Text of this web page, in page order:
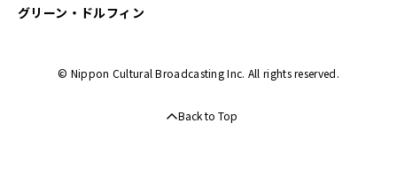
グリーン・ドルフィン
© Nippon Cultural Broadcasting Inc. All rights reserved.
Back to Top